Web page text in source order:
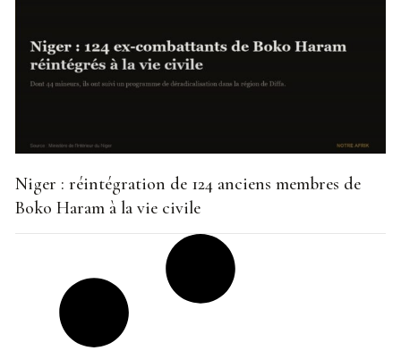
Niger : réintégration de 124 anciens membres de
Boko Haram à la vie civile